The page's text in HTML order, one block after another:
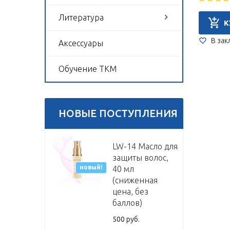
Литература
Аксессуары
Обучение ТКМ
НОВЫЕ ПОСТУПЛЕНИЯ
новый!
LW-14 Масло для
защиты волос,
40 мл
(сниженная
цена, без
баллов)
500 руб.
В